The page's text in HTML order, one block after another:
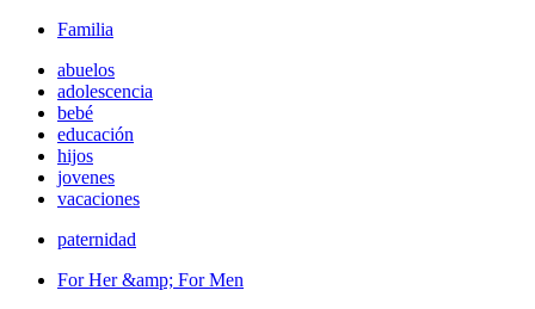
Familia
abuelos
adolescencia
bebé
educación
hijos
jovenes
vacaciones
paternidad
For Her &amp; For Men